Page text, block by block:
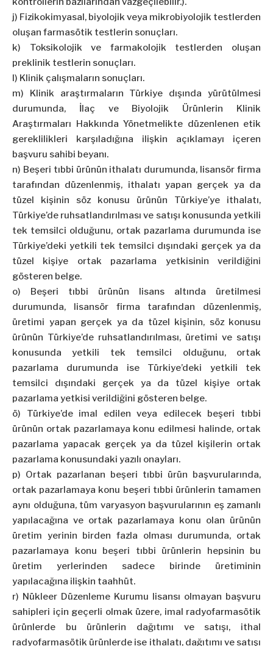
j) Fizikokimyasal, biyolojik veya mikrobiyolojik testlerden
oluşan farmasötik testlerin sonuçları.
k) Toksikolojik ve farmakolojik testlerden oluşan
preklinik testlerin sonuçları.
l) Klinik çalışmaların sonuçları.
m) Klinik araştırmaların Türkiye dışında yürütülmesi
durumunda, İlaç ve Biyolojik Ürünlerin Klinik
Araştırmaları Hakkında Yönetmelikte düzenlenen etik
gereklilikleri karşıladığına ilişkin açıklamayı içeren
başvuru sahibi beyanı.
n) Beşeri tıbbi ürünün ithalatı durumunda, lisansör firma
tarafından düzenlenmiş, ithalatı yapan gerçek ya da
tüzel kişinin söz konusu ürünün Türkiye’ye ithalatı,
Türkiye’de ruhsatlandırılması ve satışı konusunda yetkili
tek temsilci olduğunu, ortak pazarlama durumunda ise
Türkiye’deki yetkili tek temsilci dışındaki gerçek ya da
tüzel kişiye ortak pazarlama yetkisinin verildiğini
gösteren belge.
o) Beşeri tıbbi ürünün lisans altında üretilmesi
durumunda, lisansör firma tarafından düzenlenmiş,
üretimi yapan gerçek ya da tüzel kişinin, söz konusu
ürünün Türkiye’de ruhsatlandırılması, üretimi ve satışı
konusunda yetkili tek temsilci olduğunu, ortak
pazarlama durumunda ise Türkiye’deki yetkili tek
temsilci dışındaki gerçek ya da tüzel kişiye ortak
pazarlama yetkisi verildiğini gösteren belge.
ö) Türkiye’de imal edilen veya edilecek beşeri tıbbi
ürünün ortak pazarlamaya konu edilmesi halinde, ortak
pazarlama yapacak gerçek ya da tüzel kişilerin ortak
pazarlama konusundaki yazılı onayları.
p) Ortak pazarlanan beşeri tıbbi ürün başvurularında,
ortak pazarlamaya konu beşeri tıbbi ürünlerin tamamen
aynı olduğuna, tüm varyasyon başvurularının eş zamanlı
yapılacağına ve ortak pazarlamaya konu olan ürünün
üretim yerinin birden fazla olması durumunda, ortak
pazarlamaya konu beşeri tıbbi ürünlerin hepsinin bu
üretim yerlerinden sadece birinde üretiminin
yapılacağına ilişkin taahhüt.
r) Nükleer Düzenleme Kurumu lisansı olmayan başvuru
sahipleri için geçerli olmak üzere, imal radyofarmasötik
ürünlerde bu ürünlerin dağıtımı ve satışı, ithal
radyofarmasötik ürünlerde ise ithalatı, dağıtımı ve satışı